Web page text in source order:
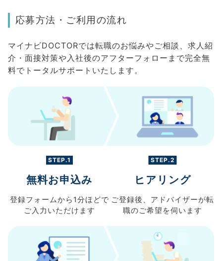
応募方法・ご利用の流れ
マイナビDOCTORでは転職のお悩みやご相談、求人紹
介・面接対策や入社後のアフターフォローまで完全無
料でトータルサポートいたします。
STEP.1
無料お申込み
登録フォームから 1分ほどで
ご入力 いただけます
STEP.2
ヒアリング
ご登録後、 アドバイザーが転
職のご希望を伺います